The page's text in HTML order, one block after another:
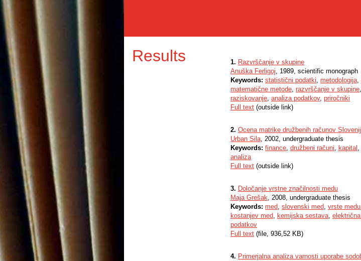
Results
1. Razvrščanje v skupine
Anuška Ferligoj, 1989, scientific monograph
Keywords: statistični podatki, metodologija,
matematične metode, razvrščanje v skupine,
raziskovanje, analiza podatkov, priročniki
Full text (outside link)
2. Ocena matrike družbenih računov
Urban Sila, 2002, undergraduate thesis
Keywords: finance, družbeni računi, kapital ,
analiza
Full text (outside link)
3. Določanje vrstne značilnosti medu
Maja Grešak, 2008, undergraduate thesis
Keywords: med, slovenski med, vrste medu
kostanjev med, kemijska sestava,
podatkov
Full text (file, 936,52 KB)
4. Primerjalna analiza varnosti uporabe